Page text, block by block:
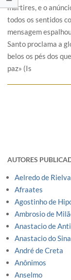
mártires, e o
todos os sentidos
mensagem
Santo proclama a
belos os pés dos
paz» (Is
AUTORES
Aelredo de
Afraates
Agostinho de
Ambrosio de
Anastacio de
Anastacio do
André de Creta
Anônimos
Anselmo